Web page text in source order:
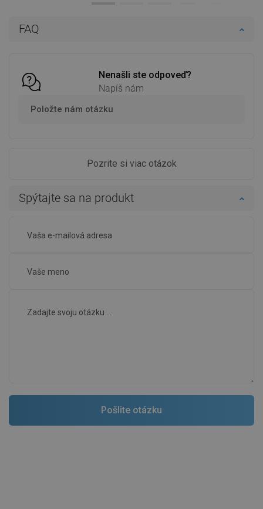
FAQ
Nenašli ste odpoveď?
Napíš nám
Položte nám otázku
Pozrite si viac otázok
Spýtajte sa na produkt